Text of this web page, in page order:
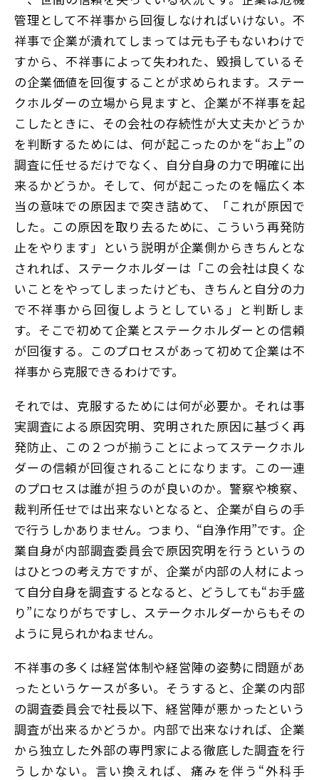
管理として不祥事から回復しなければいけない。不
祥事で企業が潰れてしまっては元も子もないわけで
すから、不祥事によって失われた、毀損しているそ
の企業価値を回復することが求められます。ステー
クホルダーの立場から見ますと、企業が不祥事を起
こしたときに、その会社の存続性が大丈夫かどうか
を判断するためには、何が起こったのかを“お上”の
調査に任せるだけでなく、自分自身の力で明確に出
来るかどうか。そして、何が起こったのを幅広く本
当の意味での原因まで突き詰めて、「これが原因で
した。この原因を取り去るために、こういう再発防
止をやります」という説明が企業側からきちんとな
されれば、ステークホルダーは「この会社は良くな
いことをやってしまったけども、きちんと自分の力
で不祥事から回復しようとしている」と判断しま
す。そこで初めて企業とステークホルダーとの信頼
が回復する。このプロセスがあって初めて企業は不
祥事から克服できるわけです。
それでは、克服するためには何が必要か。それは事
実調査による原因究明、究明された原因に基づく再
発防止、この２つが揃うことによってステークホル
ダーの信頼が回復されることになります。この一連
のプロセスは誰が担うのが良いのか――。警察や検察、
裁判所任せでは出来ないとなると、企業が自らの手
で行うしかありません。つまり、“自浄作用”です。企
業自身が内部調査委員会で原因究明を行うというの
はひとつの考え方ですが、企業が内部の人材によっ
て自分自身を調査するとなると、どうしても“お手盛
り”になりがちですし、ステークホルダーからもその
ように見られかねません。
不祥事の多くは経営体制や経営陣の姿勢に問題があ
ったというケースが多い。そうすると、企業の内部
の調査委員会で社長以下、経営陣が悪かったという
調査が出来るかどうか。内部で出来なければ、企業
から独立した外部の専門家による徹底した調査を行
うしかない。言い換えれば、痛みを伴う“外科手